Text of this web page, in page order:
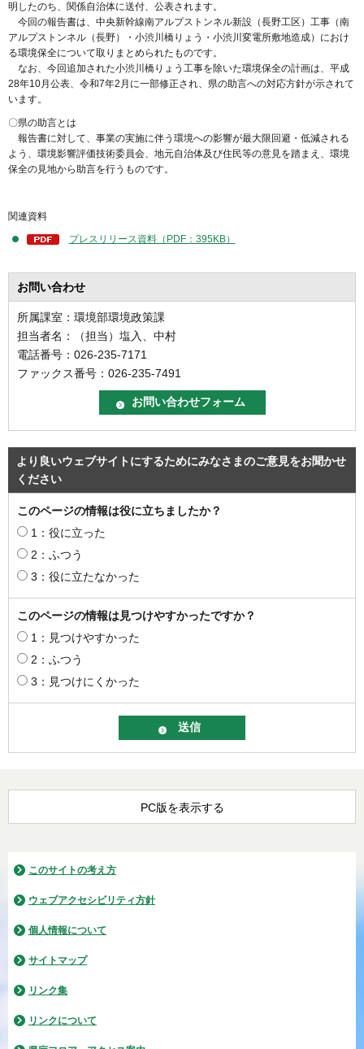
明したのち、関係自治体に送付、公表されます。
今回の報告書は、中央新幹線南アルプストンネル新設（長野工区）工事（南
アルプストンネル（長野）・小渋川橋りょう・小渋川変電所敷地造成）におけ
る環境保全について取りまとめられたものです。
なお、今回追加された小渋川橋りょう工事を除いた環境保全の計画は、平成
28年10月公表、令和7年2月に一部修正され、県の助言への対応方針が示されて
います。
〇県の助言とは
報告書に対して、事業の実施に伴う環境への影響が最大限回避・低減される
よう、環境影響評価技術委員会、地元自治体及び住民等の意見を踏まえ、環境
保全の見地から助言を行うものです。
関連資料
プレスリリース資料（PDF：395KB）
お問い合わせ
所属課室：環境部環境政策課
担当者名：（担当）塩入、中村
電話番号：026-235-7171
ファックス番号：026-235-7491
より良いウェブサイトにするためにみなさまのご意見をお聞かせ
ください
このページの情報は役に立ちましたか？
1：役に立った
2：ふつう
3：役に立たなかった
このページの情報は見つけやすかったですか？
1：見つけやすかった
2：ふつう
3：見つけにくかった
PC版を表示する
このサイトの考え方
ウェブアクセシビリティ方針
個人情報について
サイトマップ
リンク集
リンクについて